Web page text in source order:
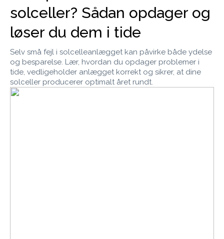
solceller? Sådan opdager og
løser du dem i tide
Selv små fejl i solcelleanlægget kan påvirke både ydelse
og besparelse. Lær, hvordan du opdager problemer i
tide, vedligeholder anlægget korrekt og sikrer, at dine
solceller producerer optimalt året rundt.